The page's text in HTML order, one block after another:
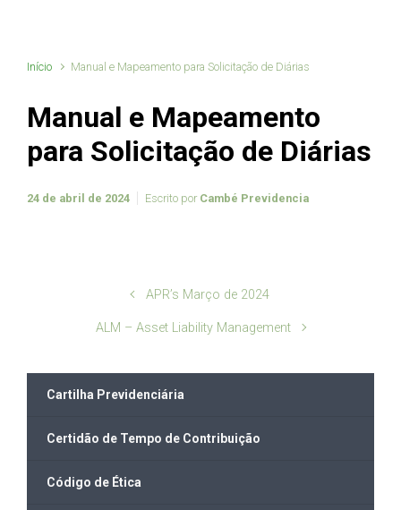
Início Manual e Mapeamento para Solicitação de Diárias
Manual e Mapeamento
para Solicitação de Diárias
24 de abril de 2024 Escrito por Cambé Previdencia
APR’s Março de 2024
ALM – Asset Liability Management
Cartilha Previdenciária
Certidão de Tempo de Contribuição
Código de Ética